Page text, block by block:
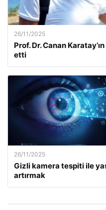
26/11/2025
Prof. Dr. Canan
etti
26/11/2025
Gizli kamera tespiti ile
artırmak